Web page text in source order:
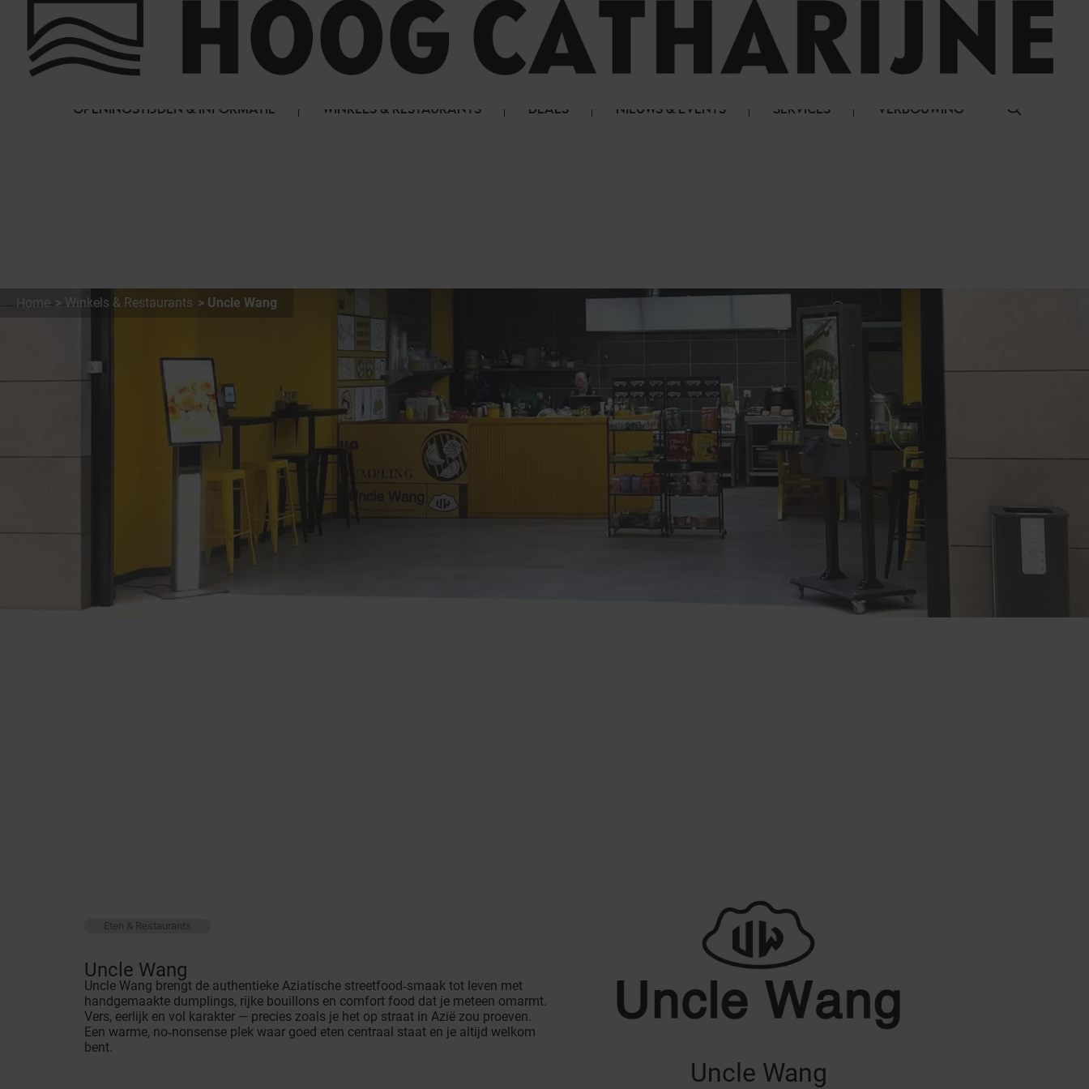
FAQ
HET WINKELCENTRUM
LOG IN
OPENINGSTIJDEN & INFORMATIE WINKELS & RESTAURANTS DEALS NIEUWS & EVENTS SERVICES VERBOUWING
Home Winkels & Restaurants Uncle Wang
Uncle Wang
Eten & Restaurants
Uncle Wang
Uncle Wang brengt de authentieke Aziatische streetfood‑smaak tot leven met
handgemaakte dumplings, rijke bouillons en comfort food dat je meteen omarmt.
Vers, eerlijk en vol karakter — precies zoals je het op straat in Azië zou proeven.
Een warme, no‑nonsense plek waar goed eten centraal staat en je altijd welkom
bent.